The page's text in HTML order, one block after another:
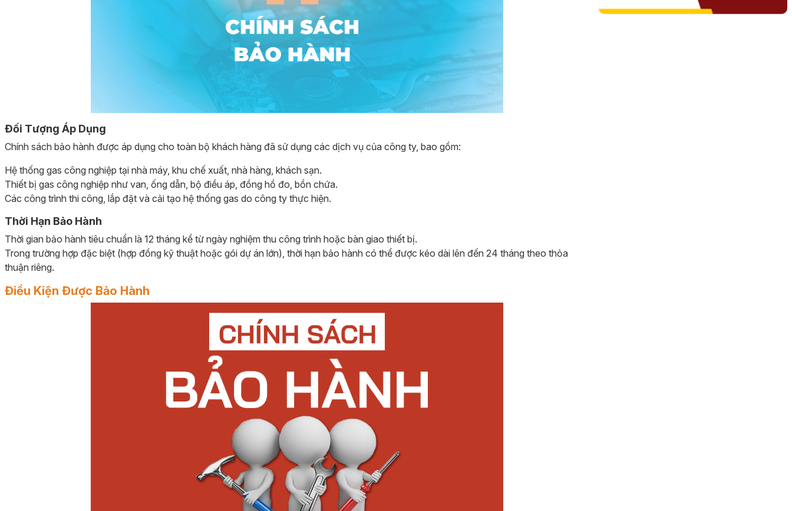
Đối Tượng Áp Dụng
Chính sách bảo hành được áp dụng cho toàn bộ khách hàng đã sử dụng các dịch vụ của công ty, bao gồm:
Hệ thống gas công nghiệp tại nhà máy, khu chế xuất, nhà hàng, khách sạn.
Thiết bị gas công nghiệp như van, ống dẫn, bộ điều áp, đồng hồ đo, bồn chứa.
Các công trình thi công, lắp đặt và cải tạo hệ thống gas do công ty thực hiện.
Thời Hạn Bảo Hành
Thời gian bảo hành tiêu chuẩn là 12 tháng kể từ ngày nghiệm thu công trình hoặc bàn giao thiết bị.
Trong trường hợp đặc biệt (hợp đồng kỹ thuật hoặc gói dự án lớn), thời hạn bảo hành có thể được kéo dài lên đến 24 tháng theo thỏa
thuận riêng.
Điều Kiện Được Bảo Hành